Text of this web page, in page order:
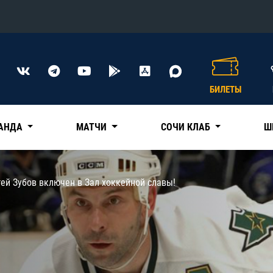
Конференция «Восток»
Нефтехимик
Трактор
Дивизион Чернышева
Авангард
КХЛ
БИЛЕТЫ
МАТЧИ СОЧИ КЛАБ
Зубов включен в Зал хоккейной славы!